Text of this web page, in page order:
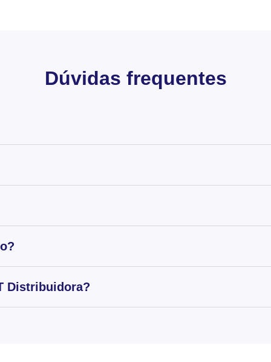
Dúvidas frequentes
Distribuidora?